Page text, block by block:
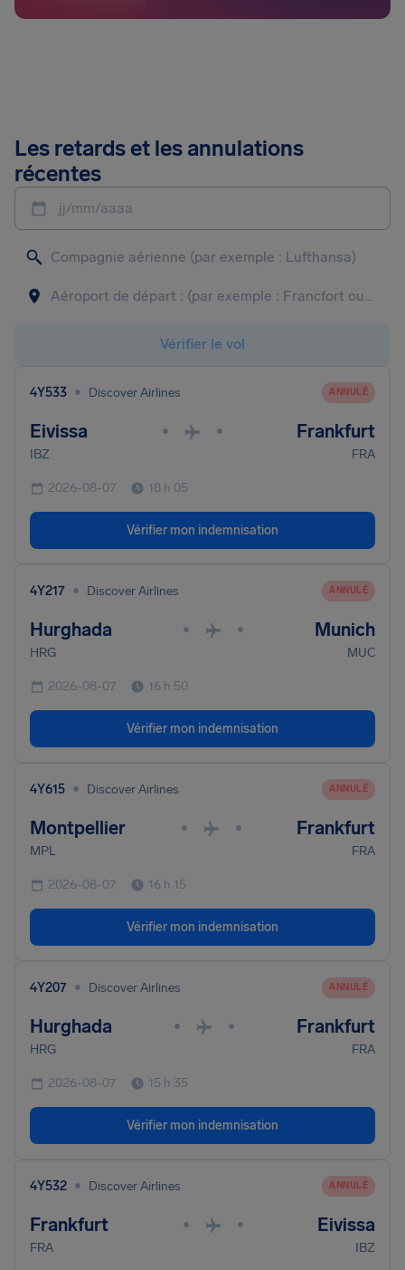
Les retards et les annulations
récentes
jj/mm/aaaa
Vérifier le vol
4Y533 • Discover Airlines ANNULÉ
Eivissa • • Frankfurt
IBZ FRA
2026-08-07 18 h 05
Vérifier mon indemnisation
4Y217 • Discover Airlines ANNULÉ
Hurghada • • Munich
HRG MUC
2026-08-07 16 h 50
Vérifier mon indemnisation
4Y615 • Discover Airlines ANNULÉ
Montpellier • • Frankfurt
MPL FRA
2026-08-07 16 h 15
Vérifier mon indemnisation
4Y207 • Discover Airlines ANNULÉ
Hurghada • • Frankfurt
HRG FRA
2026-08-07 15 h 35
Vérifier mon indemnisation
4Y532 • Discover Airlines ANNULÉ
Frankfurt • • Eivissa
FRA IBZ